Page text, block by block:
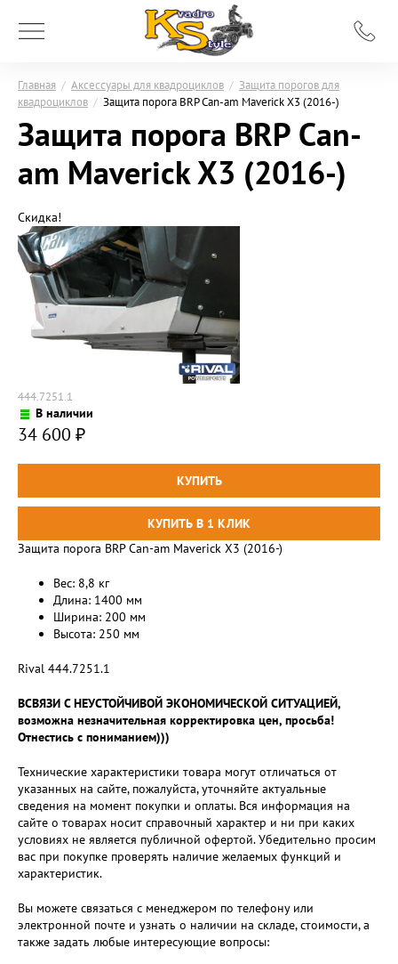
Главная / Аксессуары для квадроциклов / Защита порогов для
квадроциклов / Защита порога BRP Can-am Maverick X3 (2016-)
Защита порога BRP Can-
am Maverick X3 (2016-)
Скидка!
444.7251.1
В наличии
34 600 ₽
Защита порога BRP Can-am Maverick X3 (2016-)
Вес: 8,8 кг
Длина: 1400 мм
Ширина: 200 мм
Высота: 250 мм
Rival 444.7251.1
ВСВЯЗИ С НЕУСТОЙЧИВОЙ ЭКОНОМИЧЕСКОЙ СИТУАЦИЕЙ,
возможна незначительная корректировка цен, просьба!
Отнестись с пониманием)))
Технические характеристики товара могут отличаться от
указанных на сайте, пожалуйста, уточняйте актуальные
сведения на момент покупки и оплаты. Вся информация на
сайте о товарах носит справочный характер и ни при каких
условиях не является публичной офертой. Убедительно просим
вас при покупке проверять наличие желаемых функций и
характеристик.
Вы можете связаться с менеджером по телефону или
электронной почте и узнать о наличии на складе, стоимости, а
также задать любые интересующие вопросы: